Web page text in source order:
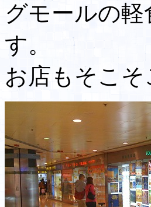
グモールの
す。
お店もそこそ